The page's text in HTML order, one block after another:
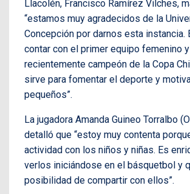
Llacolén, Francisco Ramírez Vilches,
“estamos muy agradecidos de la
Concepción por darnos esta instancia.
contar con el primer equipo femenino
recientemente campeón de la Copa
sirve para fomentar el deporte y
pequeños”.
La jugadora Amanda Guineo Torralbo
detalló que “estoy muy contenta
actividad con los niños y niñas. Es
verlos iniciándose en el básquetbol y
posibilidad de compartir con ellos”.